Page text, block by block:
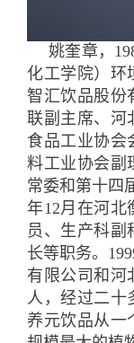
姚奎章，
化工学院）环
智汇饮品股份
联副主席、河
食品工业协会
料工业协会副
常委和第十四
年12月在河北
员、生产科副
长等职务。
有限公司和河
人，经过二十
养元饮品从一